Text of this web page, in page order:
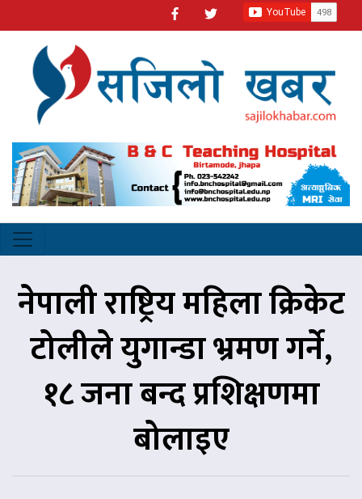
नेपाली राष्ट्रिय महिला क्रिकेट
टोलीले युगान्डा भ्रमण गर्ने,
१८ जना बन्द प्रशिक्षणमा
बोलाइए